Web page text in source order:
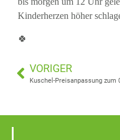
Kinderherzen höher
🍀
VORIGER